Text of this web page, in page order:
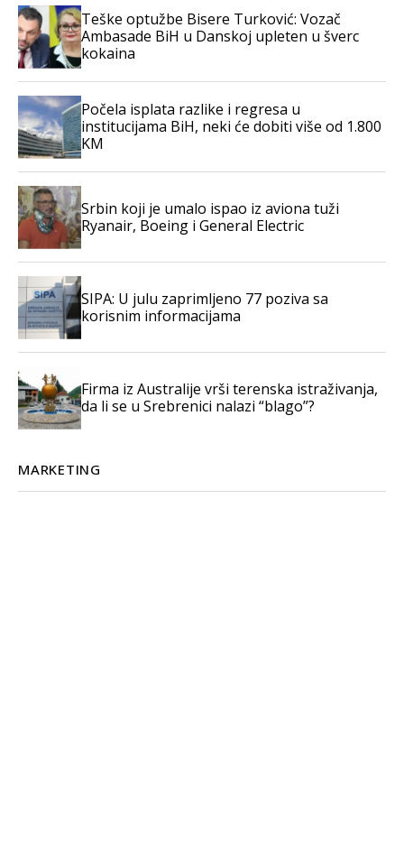
Teške optužbe Bisere Turković: Vozač
Ambasade BiH u Danskoj upleten u šverc
kokaina
Počela isplata razlike i regresa u
institucijama BiH, neki će dobiti više od 1.800
KM
Srbin koji je umalo ispao iz aviona tuži
Ryanair, Boeing i General Electric
SIPA: U julu zaprimljeno 77 poziva sa
korisnim informacijama
Firma iz Australije vrši terenska istraživanja,
da li se u Srebrenici nalazi “blago”?
MARKETING